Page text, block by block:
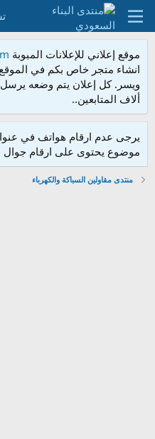
موقع إعلاني للإعلانات المبوبة
انشاء متجر خاص بكم في
ويسر. كل إعلان يتم وضعه
ألاف المتابعين..
يرجى عدم ارقام هواتف في
موضوع يحتوى على ارقام جوال
منتدى مقاولين السباكة والكهرباء